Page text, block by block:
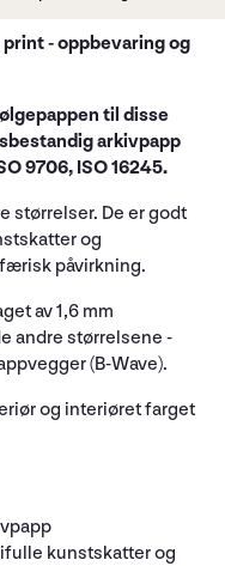
- oppbevaring og
til disse
arkivpapp
9706, ISO 16245.
størrelser. De er godt
og
påvirkning.
av 1,6 mm
andre størrelsene -
(B-Wave).
og interiøret farget
kunstskatter og